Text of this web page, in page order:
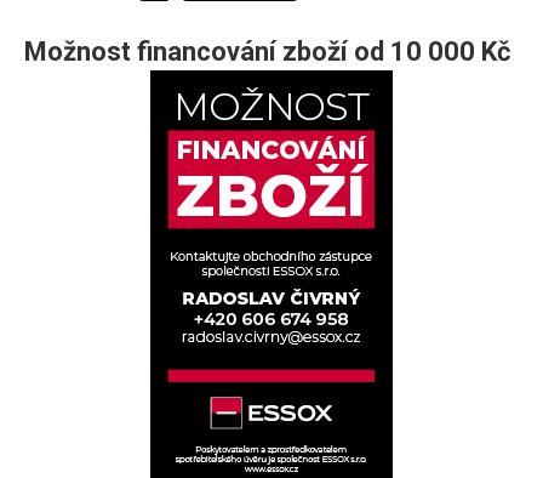
Možnost financování zboží od 10 000 Kč